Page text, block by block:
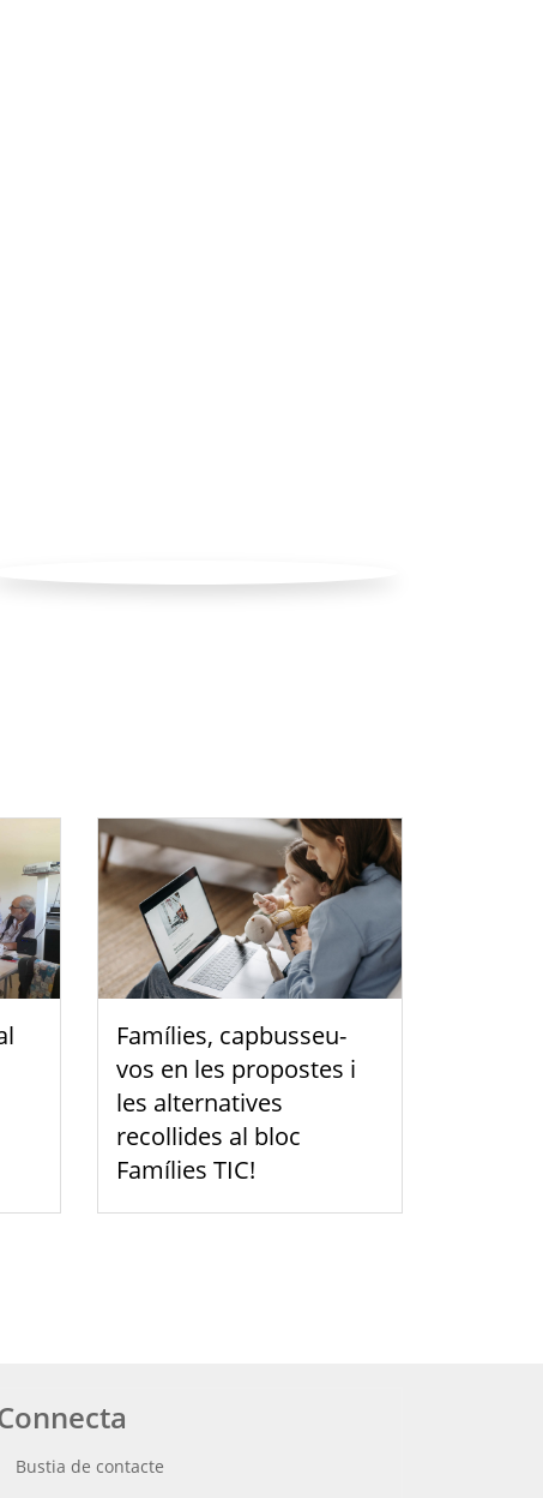
Famílies, capbusseu-
vos en les propostes i
les alternatives
recollides al bloc
Famílies TIC!
Bustia de contacte